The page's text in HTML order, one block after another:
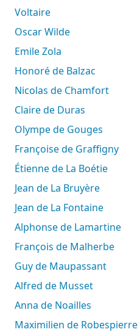
Voltaire
Oscar Wilde
Emile Zola
Honoré de Balzac
Nicolas de Chamfort
Claire de Duras
Olympe de Gouges
Françoise de Graffigny
Étienne de La Boétie
Jean de La Bruyère
Jean de La Fontaine
Alphonse de Lamartine
François de Malherbe
Guy de Maupassant
Alfred de Musset
Anna de Noailles
Maximilien de Robespierre